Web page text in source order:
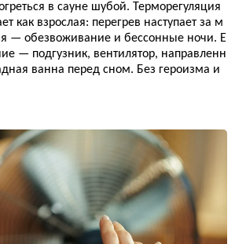
в сауне шубой. Терморегуляция
как взрослая: перегрев наступает за м
— обезвоживание и бессонные ночи. Е
— подгузник, вентилятор, направленн
ванна перед сном. Без героизма и